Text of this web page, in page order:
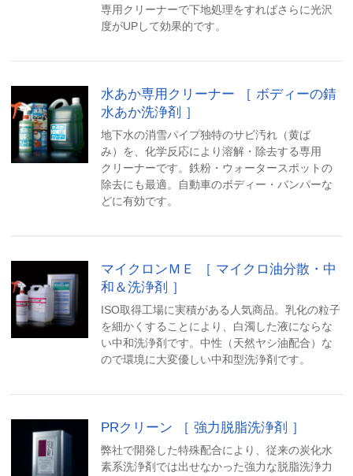
専用クリーナーで下地処理をすればさらに光沢
度がUPして効果的です。
水あか専用クリーナー ［ ボディーの錆
水あか洗浄剤 ］
地下水の消雪パイプ独特のサビ汚れ（黄ば
み）を、化学反応により溶解・除去する専用
クリーナーです。鉄粉・ウォータースポットの
除去にも最適。自動車のボディー・バンパーな
どに有効です。
マイクロンＭＥ ［ マイクロ油分散・中
和＆洗浄剤 ］
ISO取得工場に実積がある人気商品。乳化の粒子
を細かくすることにより、白濁した液にならな
い中和洗浄剤です。中性（天然ヤシ油配合）な
ので環境に大変優しい中和型洗浄剤です。
PRクリーン ［ 強力脱脂洗浄剤 ］
弊社で開発した特殊配合により、従来の炭化水
素系洗浄剤では出せなかった強力な脱脂洗浄力